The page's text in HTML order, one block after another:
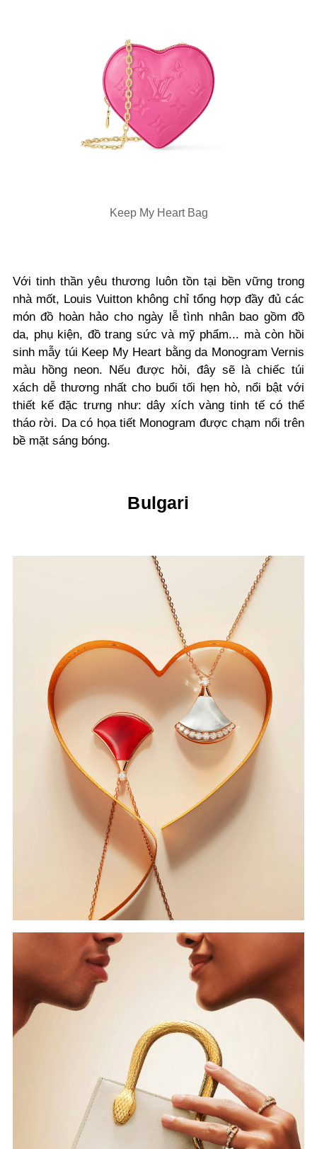
Keep My Heart Bag
Với tinh thần yêu thương luôn tồn tại bền vững trong
nhà mốt, Louis Vuitton không chỉ tổng hợp đầy đủ các
món đồ hoàn hảo cho ngày lễ tình nhân bao gồm đồ
da, phụ kiện, đồ trang sức và mỹ phẩm... mà còn hồi
sinh mẫy túi Keep My Heart bằng da Monogram Vernis
màu hồng neon. Nếu được hỏi, đây sẽ là chiếc túi
xách dễ thương nhất cho buổi tối hẹn hò, nổi bật với
thiết kế đặc trưng như: dây xích vàng tinh tế có thể
tháo rời. Da có họa tiết Monogram được chạm nổi trên
bề mặt sáng bóng.
Bulgari